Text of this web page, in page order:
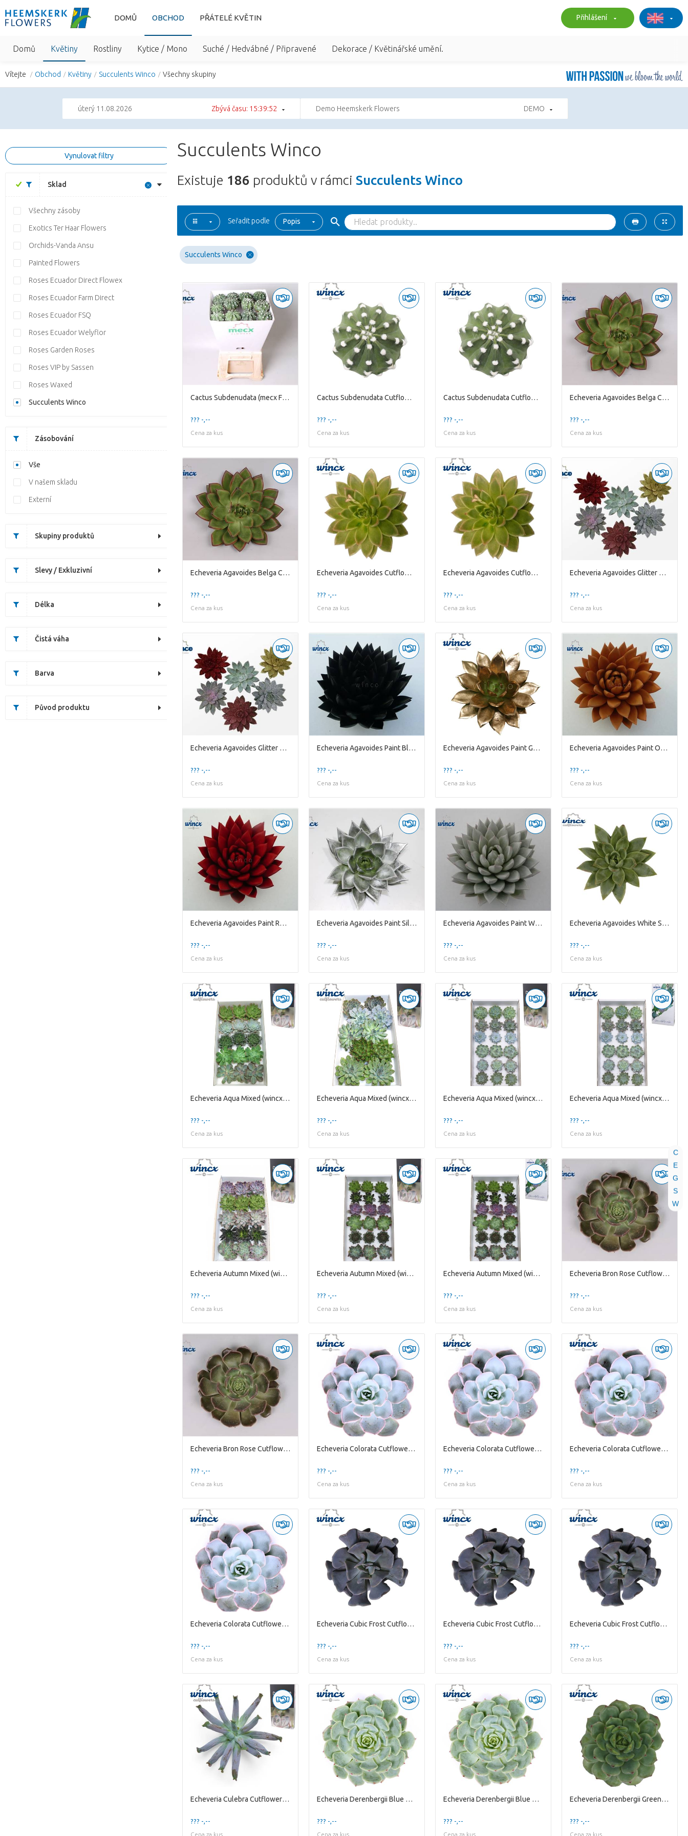
DOMŮ OBCHOD PŘÁTELÉ KVĚTIN Přihlášení
Domů Květiny Rostliny Kytice / Mono Suché / Hedvábné / Připravené Dekorace / Květinářské umění.
Vítejte Obchod Květiny Succulents Winco Všechny skupiny
úterý 11.08.2026 Zbývá času: 15:39:51 Demo Heemskerk Flowers DEMO
C
E
G
S
W
Vynulovat filtry
Sklad
Všechny zásoby
Exotics Ter Haar Flowers
Orchids-Vanda Ansu
Painted Flowers
Roses Ecuador Direct Flowex
Roses Ecuador Farm Direct
Roses Ecuador FSQ
Roses Ecuador Welyflor
Roses Garden Roses
Roses VIP by Sassen
Roses Waxed
Succulents Winco
Zásobování
Vše
V našem skladu
Externí
Skupiny produktů
Slevy / Exkluzivní
Délka
Čistá váha
Barva
Původ produktu
Succulents Winco
Existuje 186 produktů v rámci Succulents Winco
Seřadit podle Popis
Succulents Winco
Cactus Subdenudata (mecx Flowers) Mecx-emmer 8cm
??? -,--
Cena za kus
Cactus Subdenudata Cutflower Wincx-8cm
??? -,--
Cena za kus
Cactus Subdenudata Cutflower Wincx-8cm
??? -,--
Cena za kus
Echeveria Agavoides Belga Cutflower Wincx-8cm
??? -,--
Cena za kus
Echeveria Agavoides Belga Cutflower Wincx-8cm
??? -,--
Cena za kus
Echeveria Agavoides Cutflower Wincx-12cm
??? -,--
Cena za kus
Echeveria Agavoides Cutflower Wincx-14cm
??? -,--
Cena za kus
Echeveria Agavoides Glitter Mixed Cutflower (bio) Wi
??? -,--
Cena za kus
Echeveria Agavoides Glitter Mixed Cutflower (bio) Wi
??? -,--
Cena za kus
Echeveria Agavoides Paint Black Cutflower Wincx-8c
??? -,--
Cena za kus
Echeveria Agavoides Paint Gold Cutflower Wincx-8cm
??? -,--
Cena za kus
Echeveria Agavoides Paint Orange Pumpkin Cutfl Win
??? -,--
Cena za kus
Echeveria Agavoides Paint Red Cutflower Wincx-8cm
??? -,--
Cena za kus
Echeveria Agavoides Paint Silver Cutflower Wincx-8
??? -,--
Cena za kus
Echeveria Agavoides Paint White Cutflower Wincx-8c
??? -,--
Cena za kus
Echeveria Agavoides White Sow Wincx-12cm
??? -,--
Cena za kus
Echeveria Aqua Mixed (wincx) Cutfl (5 Spcs) Wincx-10
??? -,--
Cena za kus
Echeveria Aqua Mixed (wincx) Cutfl (5 Spcs) Wincx-12
??? -,--
Cena za kus
Echeveria Aqua Mixed (wincx) Cutflower Wincx-8cm
??? -,--
Cena za kus
Echeveria Aqua Mixed (wincx) Cutflower Wincx-8cm
??? -,--
Cena za kus
Echeveria Autumn Mixed (wincx) Cutfl (5 Spcs) Wincx-
??? -,--
Cena za kus
Echeveria Autumn Mixed (wincx) Cutfl (6 Spcs) Wincx-
??? -,--
Cena za kus
Echeveria Autumn Mixed (wincx) Cutfl (6 Spcs) Wincx-
??? -,--
Cena za kus
Echeveria Bron Rose Cutflower Wincx-5cm
??? -,--
Cena za kus
Echeveria Bron Rose Cutflower Wincx-5cm
??? -,--
Cena za kus
Echeveria Colorata Cutflower Wincx-5cm
??? -,--
Cena za kus
Echeveria Colorata Cutflower Wincx-5cm
??? -,--
Cena za kus
Echeveria Colorata Cutflower Wincx-8cm
??? -,--
Cena za kus
Echeveria Colorata Cutflower Wincx-8cm
??? -,--
Cena za kus
Echeveria Cubic Frost Cutflower Wincx-10cm
??? -,--
Cena za kus
Echeveria Cubic Frost Cutflower Wincx-8cm
??? -,--
Cena za kus
Echeveria Cubic Frost Cutflower Wincx-8cm
??? -,--
Cena za kus
Echeveria Culebra Cutflower Wincx-16cm
??? -,--
Cena za kus
Echeveria Derenbergii Blue Cutflower Wincx-5cm
??? -,--
Cena za kus
Echeveria Derenbergii Blue Cutflower Wincx-5cm
??? -,--
Cena za kus
Echeveria Derenbergii Green Cutfl Wincx-5cm
??? -,--
Cena za kus